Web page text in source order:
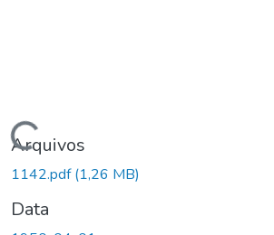
Carregando...
Arquivos
1142.pdf(1,26 MB)
Data